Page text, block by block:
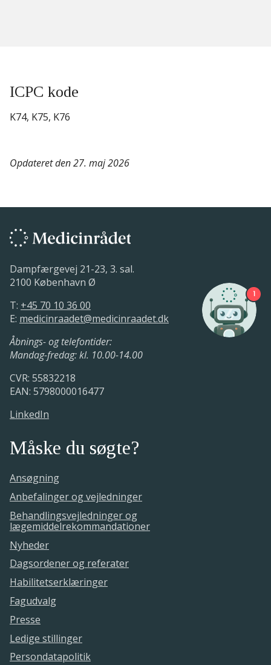
ICPC kode
K74, K75, K76
Opdateret den 27. maj 2026
Dampfærgevej 21-23, 3. sal.
2100 København Ø
T: +45 70 10 36 00
E: medicinraadet@medicinraadet.dk
Åbnings- og telefontider:
Mandag-fredag: kl. 10.00-14.00
CVR: 55832218
EAN: 5798000016477
LinkedIn
Måske du søgte?
Ansøgning
Anbefalinger og vejledninger
Behandlingsvejledninger og
lægemiddelrekommandationer
Nyheder
Dagsordener og referater
Habilitetserklæringer
Fagudvalg
Presse
Ledige stillinger
Persondatapolitik
1